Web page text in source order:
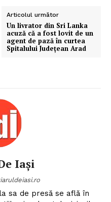
Articolul următor
Un livrator din Sri Lanka
acuză că a fost lovit de un
agent de pază în curtea
Spitalului Județean Arad
Iași
sa de presă se află în